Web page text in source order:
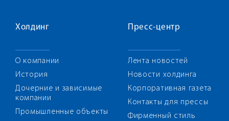
Холдинг
О компании
История
Дочерние и зависимые
компании
Промышленные объекты
Пресс-центр
Лента новостей
Новости холдинга
Корпоративная газета
Контакты для прессы
Фирменный стиль